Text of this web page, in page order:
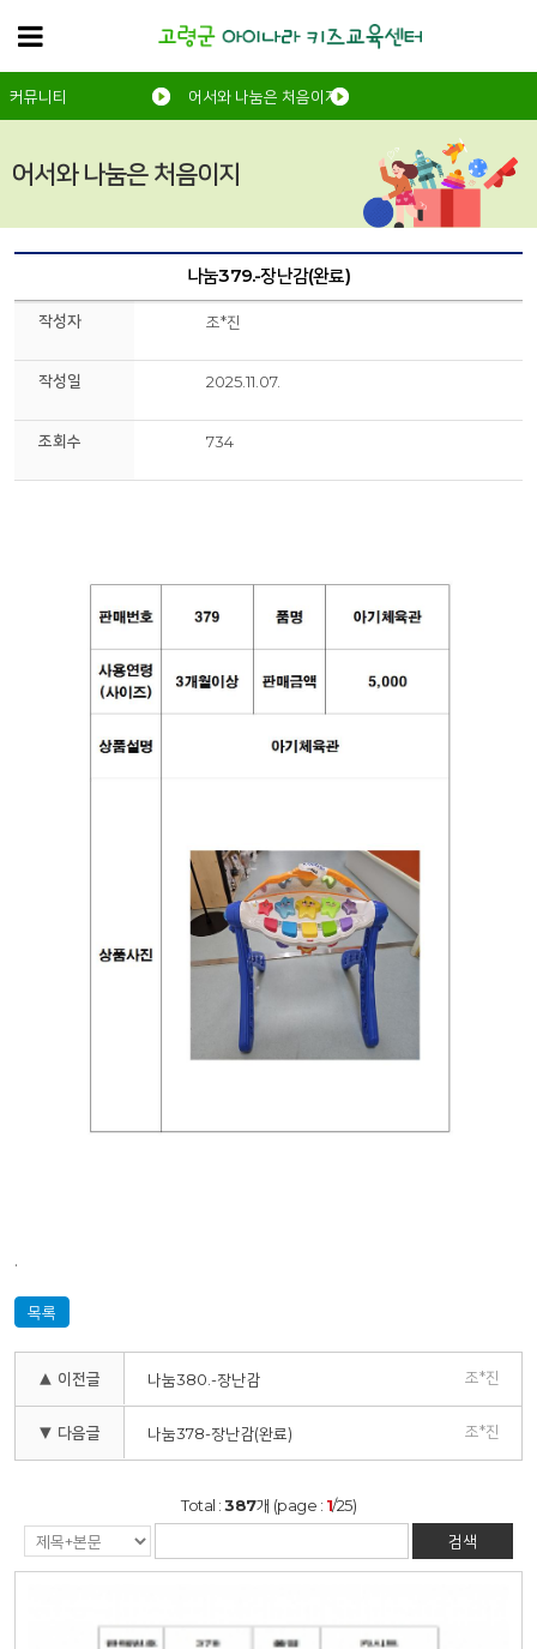
어서와 나눔은 처음이지
커뮤니티 어서와 나눔은 처음이지
나눔379.-장난감(완료)
작성자 조*진
작성일 2025.11.07.
조회수 734
.
목록
▲ 이전글 나눔380.-장난감 조*진
▼ 다음글 나눔378-장난감(완료) 조*진
Total :387개 (page : 1/25)
검색